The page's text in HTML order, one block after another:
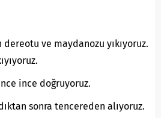
ve maydanozu yıkıyoruz.
ince doğruyoruz.
sonra tencereden alıyoruz.